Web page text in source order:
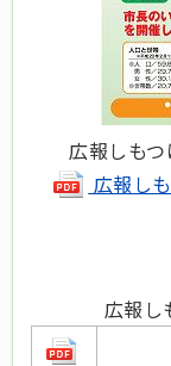
広報しも
広報し
広報し